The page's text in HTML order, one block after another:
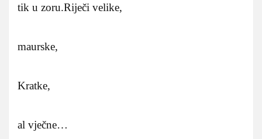
tik u zoru.Riječi velike,
maurske,
Kratke,
al vječne…